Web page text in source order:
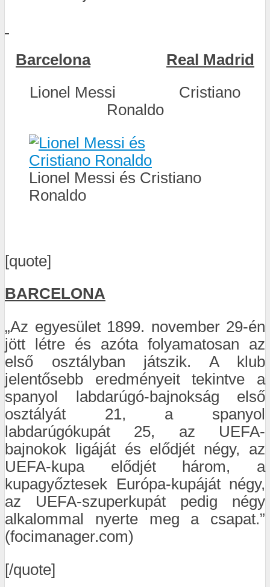
Barcelona
Real Madrid
Lionel Messi Cristiano
Ronaldo
Lionel Messi és Cristiano
Ronaldo
[quote]
BARCELONA
„Az egyesület 1899. november 29-én
jött létre és azóta folyamatosan az
első osztályban játszik. A klub
jelentősebb eredményeit tekintve a
spanyol labdarúgó-bajnokság első
osztályát 21, a spanyol
labdarúgókupát 25, az UEFA-
bajnokok ligáját és elődjét négy, az
UEFA-kupa elődjét három, a
kupagyőztesek Európa-kupáját négy,
az UEFA-szuperkupát pedig négy
alkalommal nyerte meg a csapat.”
(focimanager.com)
[/quote]